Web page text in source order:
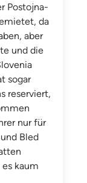
Postojna-
da
aber
und die
sogar
reserviert,
nur für
Bled
kaum